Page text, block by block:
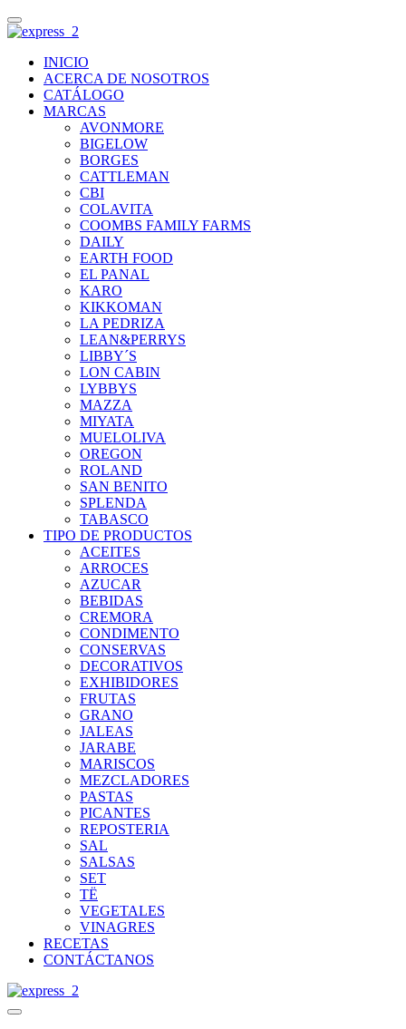
INICIO
ACERCA DE NOSOTROS
CATÁLOGO
MARCAS
AVONMORE
BIGELOW
BORGES
CATTLEMAN
CBI
COLAVITA
COOMBS FAMILY FARMS
DAILY
EARTH FOOD
EL PANAL
KARO
KIKKOMAN
LA PEDRIZA
LEAN&PERRYS
LIBBY´S
LON CABIN
LYBBYS
MAZZA
MIYATA
MUELOLIVA
OREGON
ROLAND
SAN BENITO
SPLENDA
TABASCO
TIPO DE PRODUCTOS
ACEITES
ARROCES
AZUCAR
BEBIDAS
CREMORA
CONDIMENTO
CONSERVAS
DECORATIVOS
EXHIBIDORES
FRUTAS
GRANO
JALEAS
JARABE
MARISCOS
MEZCLADORES
PASTAS
PICANTES
REPOSTERIA
SAL
SALSAS
SET
TË
VEGETALES
VINAGRES
RECETAS
CONTÁCTANOS